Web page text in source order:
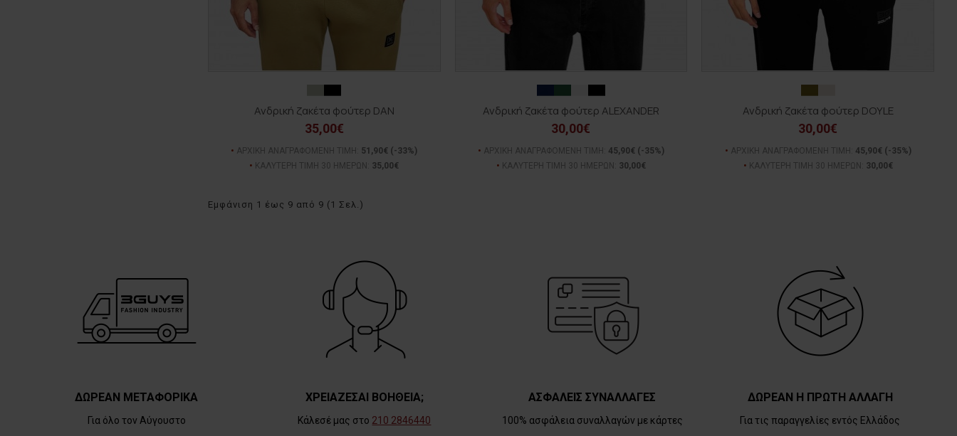
Ανδρική ζακέτα φούτερ DAN
35,00€
ΑΡΧΙΚΗ ΑΝΑΓΡΑΦΟΜΕΝΗ ΤΙΜΗ: 51,90€ (-33%)
ΚΑΛΥΤΕΡΗ ΤΙΜΗ 30 ΗΜΕΡΩΝ: 35,00€
Ανδρική ζακέτα φούτερ ALEXANDER
30,00€
ΑΡΧΙΚΗ ΑΝΑΓΡΑΦΟΜΕΝΗ ΤΙΜΗ: 45,90€ (-35%)
ΚΑΛΥΤΕΡΗ ΤΙΜΗ 30 ΗΜΕΡΩΝ: 30,00€
Ανδρική ζακέτα φούτερ DOYLE
30,00€
ΑΡΧΙΚΗ ΑΝΑΓΡΑΦΟΜΕΝΗ ΤΙΜΗ: 45,90€ (-35%)
ΚΑΛΥΤΕΡΗ ΤΙΜΗ 30 ΗΜΕΡΩΝ: 30,00€
Εμφάνιση 1 έως 9 από 9 (1 Σελ.)
ΔΩΡΕΑΝ ΜΕΤΑΦΟΡΙΚΑ
Για όλο τον Αύγουστο
ΧΡΕΙΑΖΕΣΑΙ ΒΟΗΘΕΙΑ;
Κάλεσέ μας στο 210 2846440
ΑΣΦΑΛΕΙΣ ΣΥΝΑΛΛΑΓΕΣ
100% ασφάλεια συναλλαγών με κάρτες
ΔΩΡΕΑΝ Η ΠΡΩΤΗ ΑΛΛΑΓΗ
Για τις παραγγελίες εντός Ελλάδος